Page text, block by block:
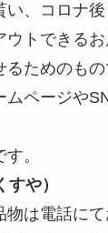
い、コロナ
ウトできる
るためのも
ムページや
。
や）
物は電話に